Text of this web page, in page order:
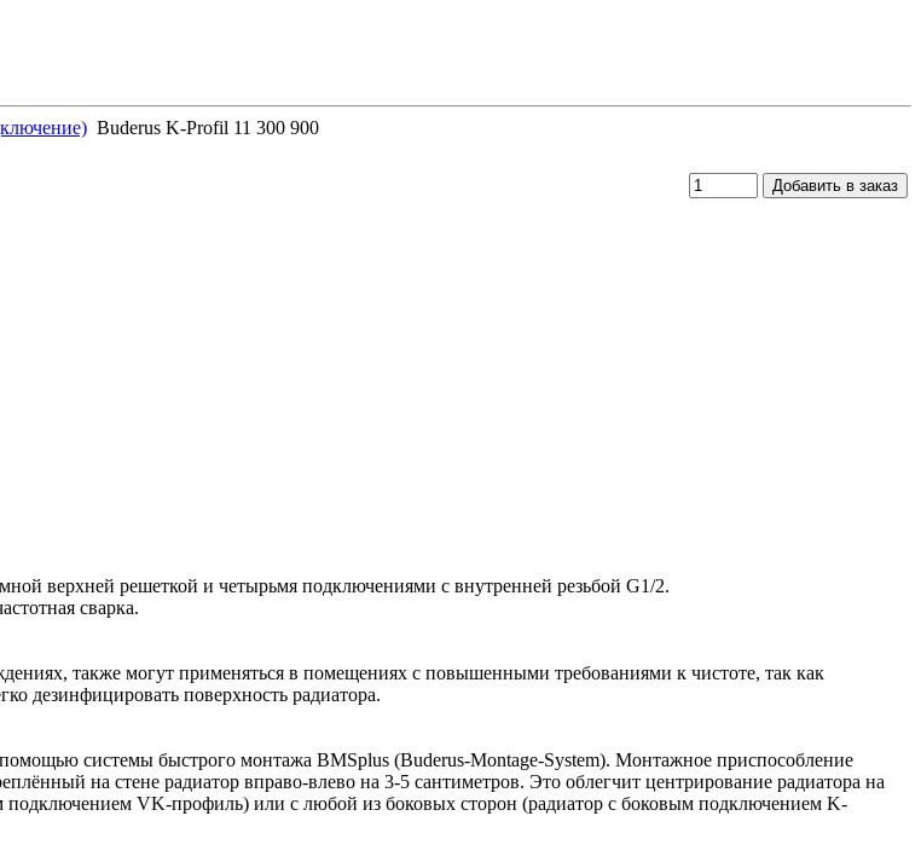
Buderus K-Profil 11 300 900
верхней решеткой и четырьмя подключениями с внутренней резьбой G1/2.
сварка.
также могут применяться в помещениях с повышенными требованиями к чистоте, так как
дезинфицировать поверхность радиатора.
системы быстрого монтажа BMSplus (Buderus-Montage-System). Монтажное приспособление
на стене радиатор вправо-влево на 3-5 сантиметров. Это облегчит центрирование радиатора на
подключением VK-профиль) или с любой из боковых сторон (радиатор с боковым подключением K-